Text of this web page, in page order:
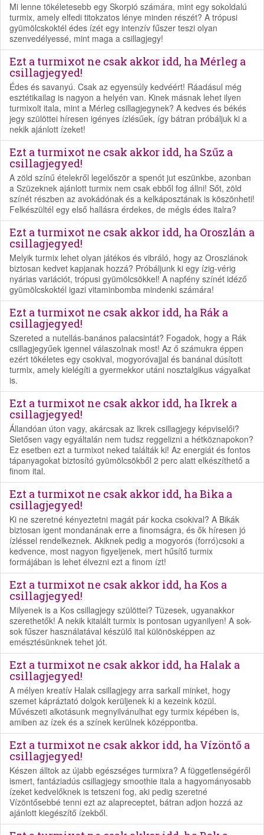
Mi lenne tökéletesebb egy Skorpió számára, mint egy sokoldalú
turmix, amely elfedi titokzatos lénye minden részét? A trópusi
gyümölcskoktél édes ízét egy intenzív fűszer teszi olyan
szenvedélyessé, mint maga a csillagjegy!
Ezt a turmixot ne csak akkor idd, ha Mérleg a
csillagjegyed!
Édes és savanyú. Csak az egyensúly kedvéért! Ráadásul még
esztétikailag is nagyon a helyén van. Kinek másnak lehet ilyen
turmixolt itala, mint a Mérleg csillagjegynek? A kedves és békés
jegy szülöttei híresen igényes ízlésűek, így bátran próbáljuk ki a
nekik ajánlott ízeket!
Ezt a turmixot ne csak akkor idd, ha Szűz a
csillagjegyed!
A zöld színű ételekről legelőször a spenót jut eszünkbe, azonban
a Szüzeknek ajánlott turmix nem csak ebből fog állni! Sőt, zöld
színét részben az avokádónak és a kelkáposztának is köszönheti!
Felkészültél egy első hallásra érdekes, de mégis édes italra?
Ezt a turmixot ne csak akkor idd, ha Oroszlán a
csillagjegyed!
Melyik turmix lehet olyan játékos és vibráló, hogy az Oroszlánok
biztosan kedvet kapjanak hozzá? Próbáljunk ki egy ízig-vérig
nyárias variációt, trópusi gyümölcsökkel! A napfény színét idéző
gyümölcskoktél igazi vitaminbomba mindenki számára!
Ezt a turmixot ne csak akkor idd, ha Rák a
csillagjegyed!
Szereted a nutellás-banános palacsintát? Fogadok, hogy a Rák
csillagjegyűek igennel válaszolnak most! Az ő számukra éppen
ezért tökéletes egy csokival, mogyoróvajjal és banánal dúsított
turmix, amely kielégíti a gyermekkor utáni nosztalgikus vágyaikat
is.
Ezt a turmixot ne csak akkor idd, ha Ikrek a
csillagjegyed!
Állandóan úton vagy, akárcsak az Ikrek csillagjegy képviselői?
Sietősen vagy egyáltalán nem tudsz reggelizni a hétköznapokon?
Ez esetben ezt a turmixot neked találták ki! Az energiát és fontos
tápanyagokat biztosító gyümölcsökből 2 perc alatt elkészíthető a
finom ital.
Ezt a turmixot ne csak akkor idd, ha Bika a
csillagjegyed!
Ki ne szeretné kényeztetni magát pár kocka csokival? A Bikák
biztosan igent mondanának erre a finomságra, és ők híresen jó
ízléssel rendelkeznek. Akiknek pedig a mogyorós (forró)csoki a
kedvence, most nagyon figyeljenek, mert hűsítő turmix
formájában is lehet élvezni ezt a finom ízt!
Ezt a turmixot ne csak akkor idd, ha Kos a
csillagjegyed!
Milyenek is a Kos csillagjegy szülöttei? Tüzesek, ugyanakkor
szerethetők! A nekik kitalált turmix is pontosan ugyanilyen! A sok-
sok fűszer használatával készülő ital különösképpen az
emésztésünknek tehet jót.
Ezt a turmixot ne csak akkor idd, ha Halak a
csillagjegyed!
A mélyen kreatív Halak csillagjegy arra sarkall minket, hogy
szemet kápráztató dolgok kerüljenek ki a kezeink közül.
Művészeti alkotásunk megnyilvánulhat egy turmix képében is,
amiben az ízek és a színek kerülnek középpontba.
Ezt a turmixot ne csak akkor idd, ha Vízöntő a
csillagjegyed!
Készen álltok az újabb egészséges turmixra? A függetlenségéről
ismert, fantáziadús csillagjegy smoothie itala a hagyományosabb
ízeket kedvelőknek is tetszeni fog, aki pedig szeretné
Vízöntősebbé tenni ezt az alapreceptet, bátran adjon hozzá az
ajánlott kiegészítő ízekből.